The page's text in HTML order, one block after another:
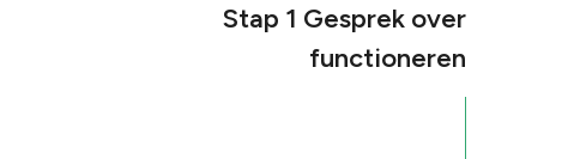
Stap 1 Gesprek over
functioneren